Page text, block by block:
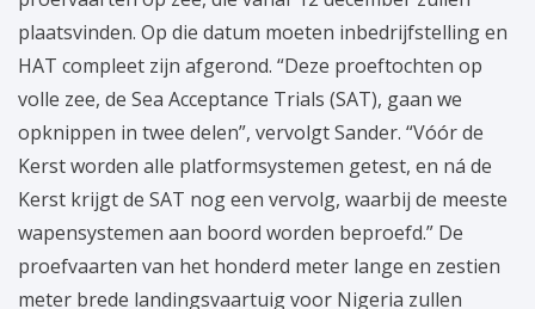
plaatsvinden. Op die datum moeten inbedrijfstelling en
HAT compleet zijn afgerond. “Deze proeftochten op
volle zee, de Sea Acceptance Trials (SAT), gaan we
opknippen in twee delen”, vervolgt Sander. “Vóór de
Kerst worden alle platformsystemen getest, en ná de
Kerst krijgt de SAT nog een vervolg, waarbij de meeste
wapensystemen aan boord worden beproefd.” De
proefvaarten van het honderd meter lange en zestien
meter brede landingsvaartuig voor Nigeria zullen